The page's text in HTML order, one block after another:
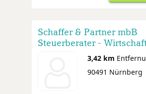
Schaffer & Partner mbB
Steuerberater -
Rechtsanwälte3,42 km
90491 Nürnberg